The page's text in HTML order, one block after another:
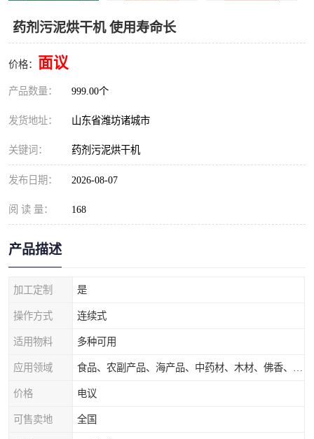
药剂污泥烘干机 使用寿命长
价格： 面议
产品数量： 999.00个
发货地址： 山东省潍坊诸城市
关键词： 药剂污泥烘干机
发布日期： 2026-08-07
阅 读 量： 168
产品描述
加工定制 是
操作方式 连续式
适用物料 多种可用
应用领域
价格 电议
可售卖地 全国